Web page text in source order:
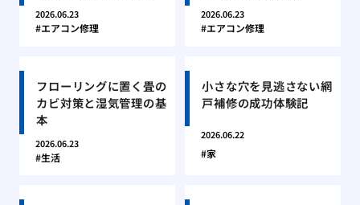
2026.06.23
エアコン修理
2026.06.23
エアコン修理
フローリングに置く畳の
カビ対策と湿気管理の基
本
2026.06.23
生活
小さな穴を見逃さない網
戸補修の成功体験記
2026.06.22
家